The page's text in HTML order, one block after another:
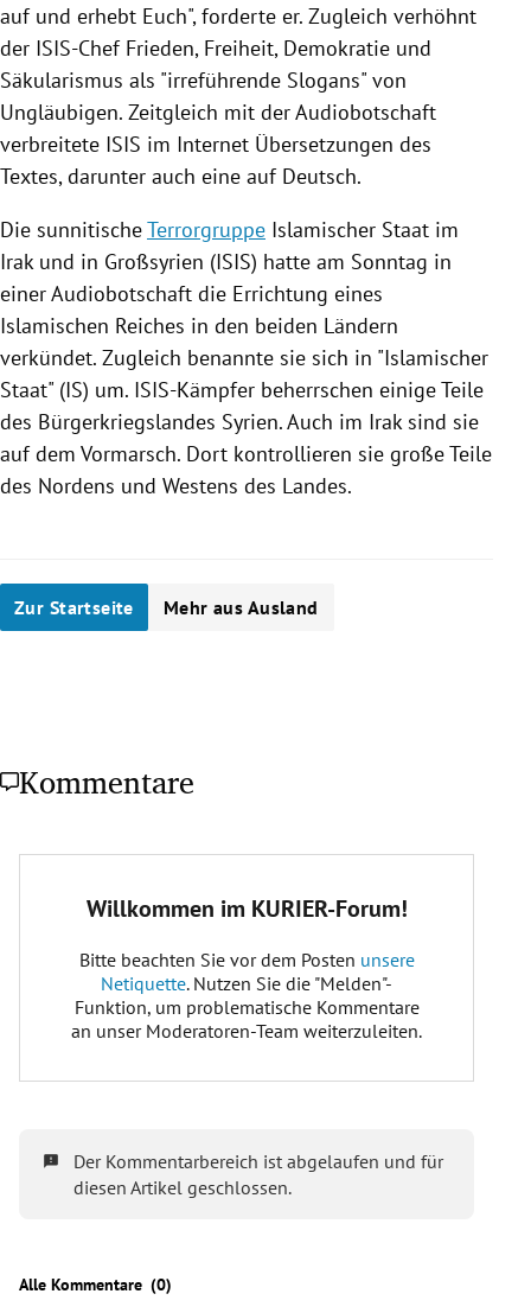
Untermenü
auf und erhebt Euch", forderte er. Zugleich verhöhnt
der ISIS-Chef Frieden, Freiheit, Demokratie und
Säkularismus als "irreführende Slogans" von
Ungläubigen. Zeitgleich mit derAudiobotschaft
verbreitete ISIS im Internet Übersetzungen des
Textes, darunter auch eine auf Deutsch.
Die sunnitischeTerrorgruppe Islamischer Staat im
Irak und in Großsyrien (ISIS) hatte am Sonntag in
einerAudiobotschaft die Errichtung eines
Islamischen Reiches in den beiden Ländern
verkündet. Zugleich benannte sie sich in "Islamischer
Staat" (IS) um. ISIS-Kämpfer beherrschen einige Teile
des Bürgerkriegslandes Syrien. Auch im Irak sind sie
auf dem Vormarsch. Dort kontrollieren sie große Teile
des Nordens und Westens des Landes.
Zur Startseite Mehr aus Ausland
Kommentare